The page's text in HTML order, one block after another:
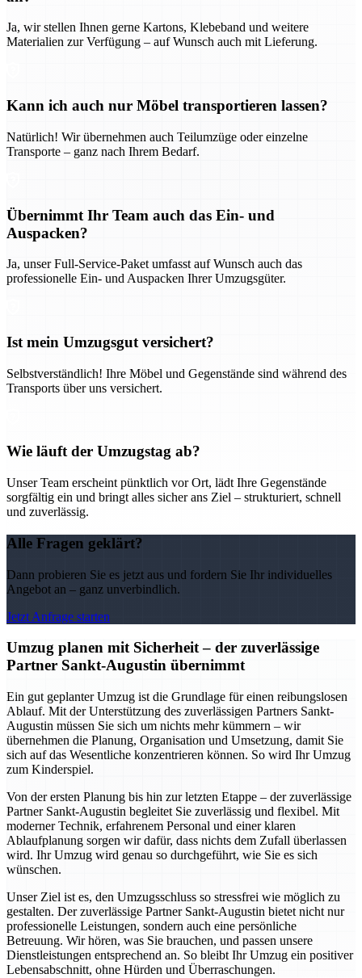
Ja, wir stellen Ihnen gerne Kartons, Klebeband und weitere
Materialien zur Verfügung – auf Wunsch auch mit Lieferung.
Kann ich auch nur Möbel transportieren lassen?
Natürlich! Wir übernehmen auch Teilumzüge oder einzelne
Transporte – ganz nach Ihrem Bedarf.
Übernimmt Ihr Team auch das Ein- und
Auspacken?
Ja, unser Full-Service-Paket umfasst auf Wunsch auch das
professionelle Ein- und Auspacken Ihrer Umzugsgüter.
Ist mein Umzugsgut versichert?
Selbstverständlich! Ihre Möbel und Gegenstände sind während des
Transports über uns versichert.
Wie läuft der Umzugstag ab?
Unser Team erscheint pünktlich vor Ort, lädt Ihre Gegenstände
sorgfältig ein und bringt alles sicher ans Ziel – strukturiert, schnell
und zuverlässig.
Alle Fragen geklärt?
Dann probieren Sie es jetzt aus und fordern Sie Ihr individuelles
Angebot an – ganz unverbindlich.
Jetzt Anfrage starten
Umzug planen mit Sicherheit – der zuverlässige
Partner Sankt-Augustin übernimmt
Ein gut geplanter Umzug ist die Grundlage für einen reibungslosen
Ablauf. Mit der Unterstützung des zuverlässigen Partners Sankt-
Augustin müssen Sie sich um nichts mehr kümmern – wir
übernehmen die Planung, Organisation und Umsetzung, damit Sie
sich auf das Wesentliche konzentrieren können. So wird Ihr Umzug
zum Kinderspiel.
Von der ersten Planung bis hin zur letzten Etappe – der zuverlässige
Partner Sankt-Augustin begleitet Sie zuverlässig und flexibel. Mit
moderner Technik, erfahrenem Personal und einer klaren
Ablaufplanung sorgen wir dafür, dass nichts dem Zufall überlassen
wird. Ihr Umzug wird genau so durchgeführt, wie Sie es sich
wünschen.
Unser Ziel ist es, den Umzugsschluss so stressfrei wie möglich zu
gestalten. Der zuverlässige Partner Sankt-Augustin bietet nicht nur
professionelle Leistungen, sondern auch eine persönliche
Betreuung. Wir hören, was Sie brauchen, und passen unsere
Dienstleistungen entsprechend an. So bleibt Ihr Umzug ein positiver
Lebensabschnitt, ohne Hürden und Überraschungen.